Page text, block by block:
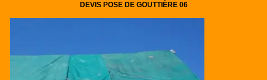
DEVIS POSE DE GOUTTIÈRE 06